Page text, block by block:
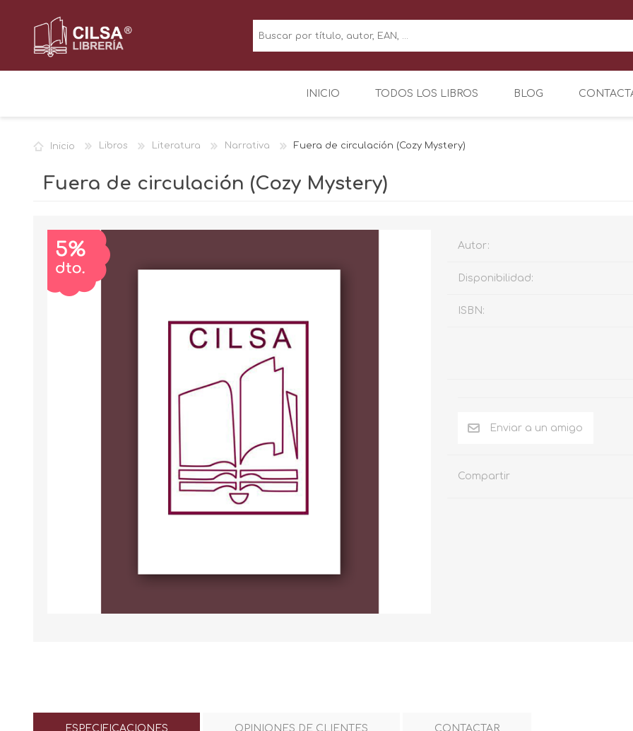
INICIO TODOS LOS LIBROS BLOG
Inicio Libros Literatura Narrativa Fuera de circulación (Cozy Mystery)
Fuera de circulación (Cozy Mystery)
Autor:
Disponibilidad:
ISBN:
Compartir
ESPECIFICACIONES OPINIONES DE CLIENTES CONTACTAR